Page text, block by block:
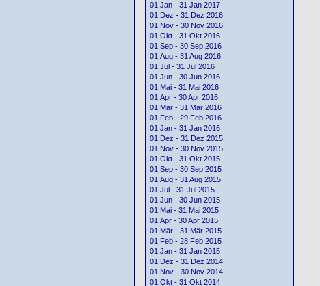
01.Jan - 31 Jan 2017
01.Dez - 31 Dez 2016
01.Nov - 30 Nov 2016
01.Okt - 31 Okt 2016
01.Sep - 30 Sep 2016
01.Aug - 31 Aug 2016
01.Jul - 31 Jul 2016
01.Jun - 30 Jun 2016
01.Mai - 31 Mai 2016
01.Apr - 30 Apr 2016
01.Mär - 31 Mär 2016
01.Feb - 29 Feb 2016
01.Jan - 31 Jan 2016
01.Dez - 31 Dez 2015
01.Nov - 30 Nov 2015
01.Okt - 31 Okt 2015
01.Sep - 30 Sep 2015
01.Aug - 31 Aug 2015
01.Jul - 31 Jul 2015
01.Jun - 30 Jun 2015
01.Mai - 31 Mai 2015
01.Apr - 30 Apr 2015
01.Mär - 31 Mär 2015
01.Feb - 28 Feb 2015
01.Jan - 31 Jan 2015
01.Dez - 31 Dez 2014
01.Nov - 30 Nov 2014
01.Okt - 31 Okt 2014